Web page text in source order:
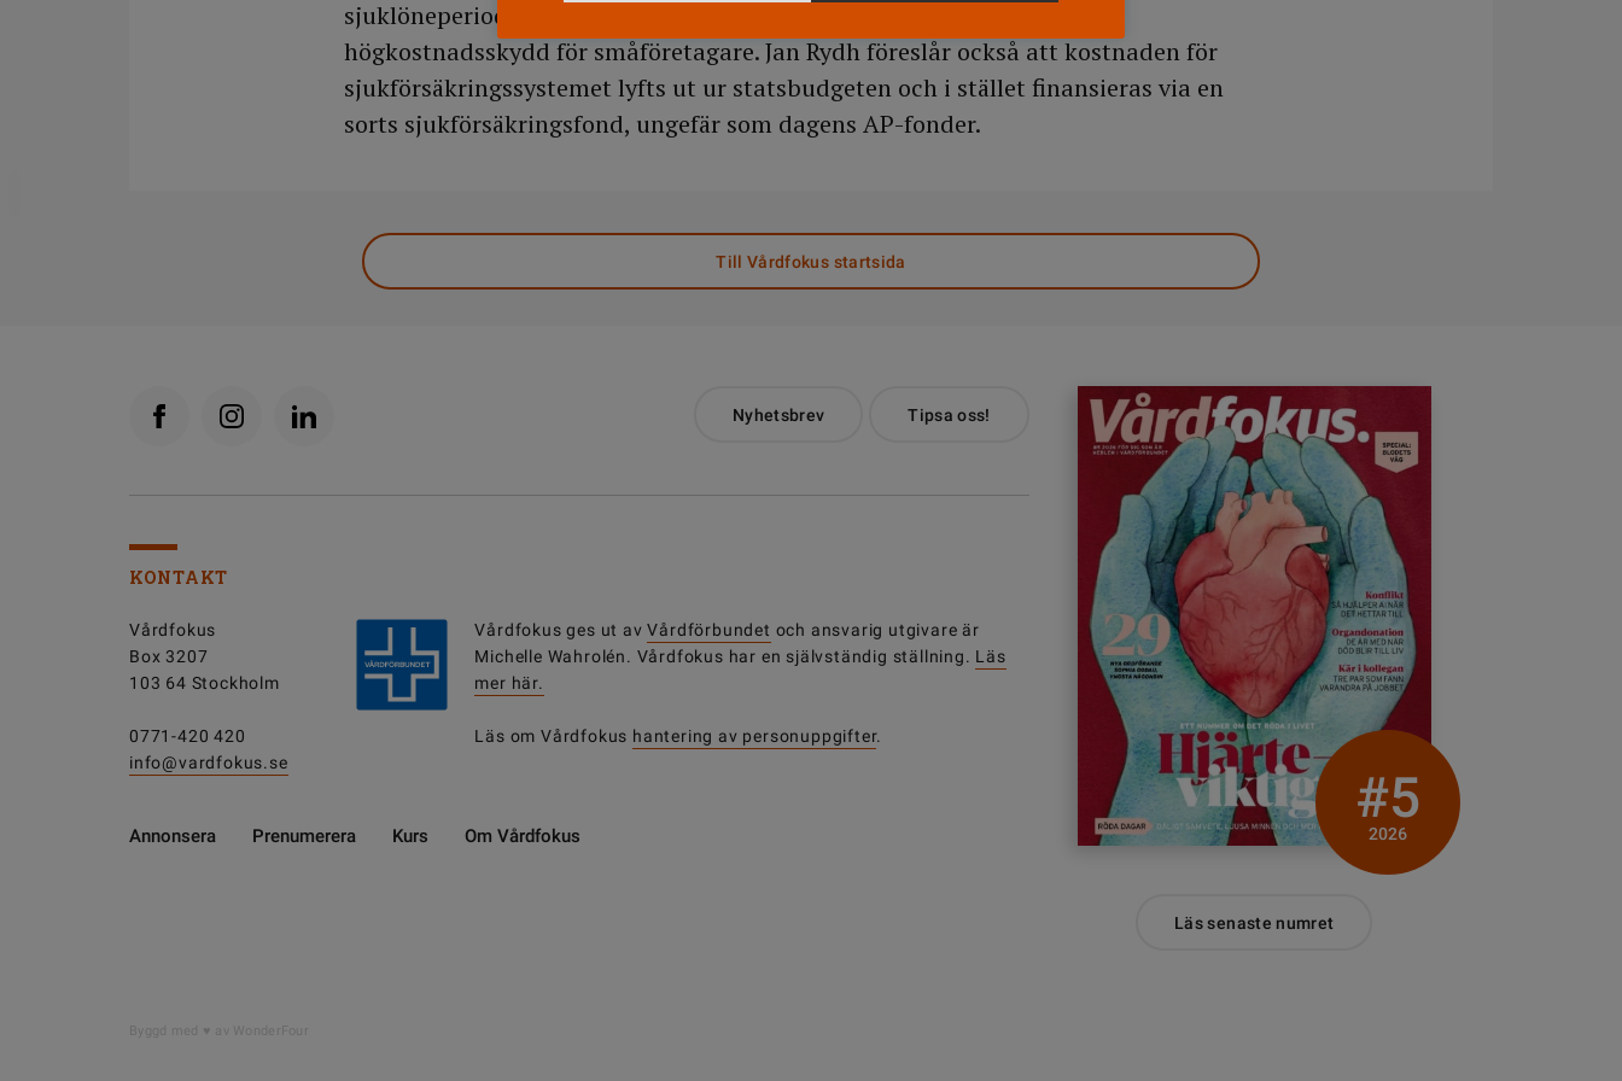
sjuklöneperiod förlängs från 14 till 60 dagar, men vill införa ett
högkostnadsskydd för småföretagare. Jan Rydh föreslår också att kostnaden för
sjukförsäkringssystemet lyfts ut ur statsbudgeten och i stället finansieras via en
sorts sjukförsäkringsfond, ungefär som dagens AP-fonder.
Till Vårdfokus startsida
Nyhetsbrev Tipsa oss!
KONTAKT
Vårdfokus
Box 3207
103 64 Stockholm
0771-420 420
info@vardfokus.se
Vårdfokus ges ut avVårdförbundet och ansvarig utgivare är
Michelle Wahrolén. Vårdfokus har en självständig ställning. Läs
mer här.
Läs om Vårdfokus hantering av personuppgifter.
Annonsera Prenumerera Kurs Om Vårdfokus
#5
2026
Läs senaste numret
Byggd med av WonderFour